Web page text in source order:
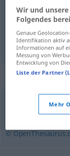
manualm
guíamdel
©
Wir und
Folgendes
Genaue
Identifikation aktiv
Informationen auf
Messung von
Entwicklung von
Liste der Partner
Mehr